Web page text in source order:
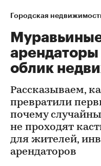
Городская
облик
Рассказываем,
превратили
почему
не проходят
для жителей,
арендаторов